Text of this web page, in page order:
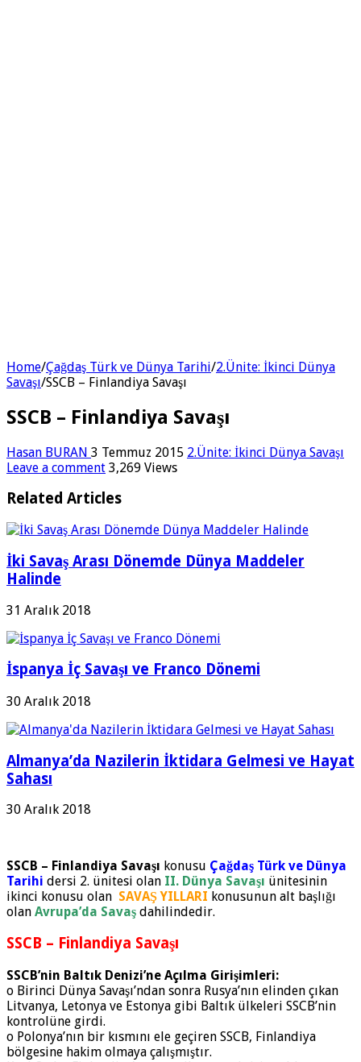
Home/Çağdaş Türk ve Dünya Tarihi/2.Ünite: İkinci Dünya
Savaşı/SSCB – Finlandiya Savaşı
SSCB – Finlandiya Savaşı
Hasan BURAN 3 Temmuz 2015 2.Ünite: İkinci Dünya Savaşı
Leave a comment 3,269 Views
Related Articles
İki Savaş Arası Dönemde Dünya Maddeler
Halinde
31 Aralık 2018
İspanya İç Savaşı ve Franco Dönemi
30 Aralık 2018
Almanya’da Nazilerin İktidara Gelmesi ve Hayat
Sahası
30 Aralık 2018
SSCB – Finlandiya Savaşı konusu Çağdaş Türk ve Dünya
Tarihi dersi 2. ünitesi olan II. Dünya Savaşı ünitesinin
ikinci konusu olan SAVAŞ YILLARI konusunun alt başlığı
olan Avrupa’da Savaş dahilindedir.
SSCB – Finlandiya Savaşı
SSCB’nin Baltık Denizi’ne Açılma Girişimleri:
o Birinci Dünya Savaşı’ndan sonra Rusya’nın elin­den çıkan
Litvanya, Letonya ve Estonya gibi Baltık ülkeleri SSCB’nin
kontrolüne girdi.
o Polonya’nın bir kısmını ele geçiren SSCB, Finlan­diya
bölgesine hakim olmaya çalışmıştır.